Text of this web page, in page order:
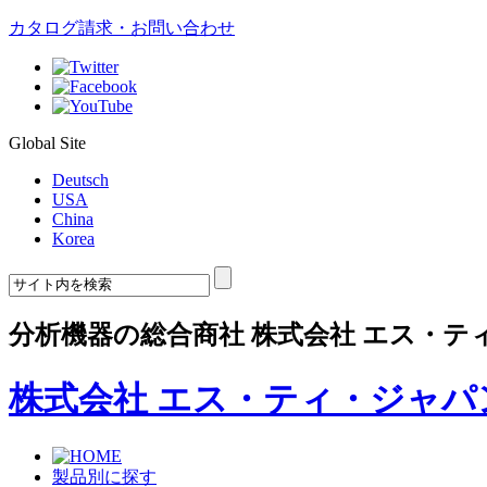
カタログ請求・お問い合わせ
Global Site
Deutsch
USA
China
Korea
分析機器の総合商社 株式会社 エス・テ
株式会社 エス・ティ・ジャパ
製品別に探す